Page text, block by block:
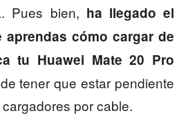
Pues bien, ha llegado el
aprendas cómo cargar de
tu Huawei Mate 20 Pro
tener que estar pendiente
por cable.